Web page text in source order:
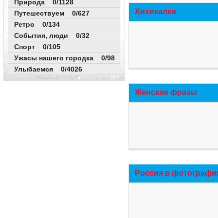
Природа 0/1128
Путешествуем 0/627
Ретро 0/134
События, люди 0/32
Спорт 0/105
Ужасы нашего городка 0/98
Улыбаемся 0/4026
Хихикалки
Женские фразы
Россия в